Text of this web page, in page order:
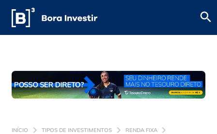
INÍCIO TIPOS DE INVESTIMENTOS RENDA FIXA